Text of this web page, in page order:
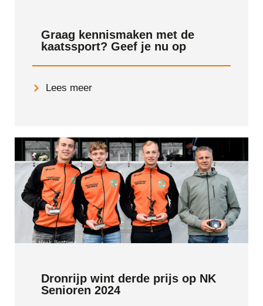
Graag kennismaken met de
kaatssport? Geef je nu op
Lees meer
Dronrijp wint derde prijs op NK
Senioren 2024